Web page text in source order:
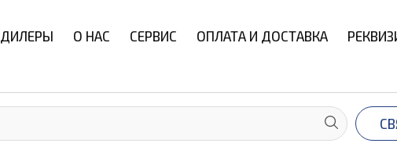
ДИЛЕРЫ О НАС СЕРВИС ОПЛАТА И ДОСТАВКА